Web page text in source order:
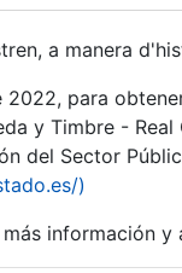
a manera
para
y Timbre -
del Sector
)
información